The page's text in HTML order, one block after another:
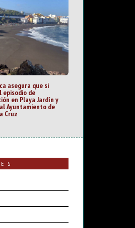
asegura que si
episodio de
en Playa Jardín y
Ayuntamiento de
Cruz